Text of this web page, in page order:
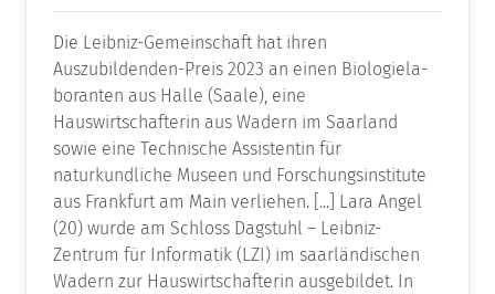
Die Leibniz-Gemeinschaft hat ihren
Auszubildenden-Preis 2023 an einen Biologiela­
boranten aus Halle (Saale), eine
Hauswirtschafterin aus Wadern im Saarland
sowie eine Technische Assistentin für
naturkundliche Museen und Forschungsinstitute
aus Frankfurt am Main verliehen. [...] Lara Angel
(20) wurde am Schloss Dagstuhl – Leibniz-
Zentrum für Informatik (LZI) im saarländischen
Wadern zur Hauswirtschafterin ausgebildet. In